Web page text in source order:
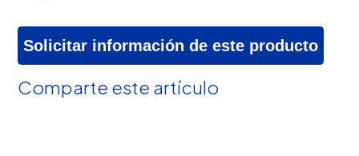
Solicitar información de este producto
Comparte este artículo